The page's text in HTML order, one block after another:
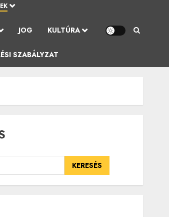
JOG KULTÚRA
SZABÁLYZAT
KERESÉS